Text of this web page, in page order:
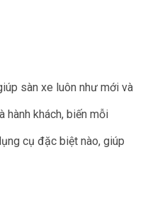
sàn xe luôn như mới và
khách, biến mỗi
cụ đặc biệt nào, giúp